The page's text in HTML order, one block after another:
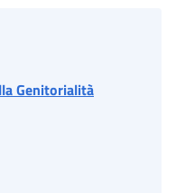
Genitorialità